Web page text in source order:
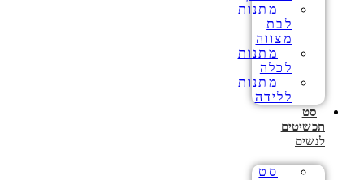
מתנות
לבת
מצווה
מתנות
לכלה
מתנות
ללידה
סט
תכשיטים
לנשים
סט